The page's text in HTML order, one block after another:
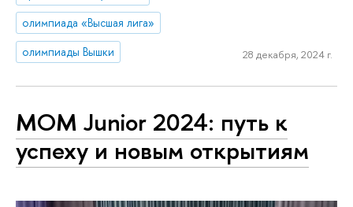
олимпиада «Высшая лига»
олимпиады Вышки
28 декабря, 2024 г.
МОМ Junior 2024: путь к
успеху и новым открытиям